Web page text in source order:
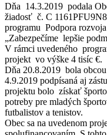
Dňa 14.3.2019 podala
žiadosť č. C
programu Podpora
„Zabezpečíme lepšie
V rámci uvedeného
projekt vo výške 4 tisíc €.
Dňa 20.8.2019 bola
4.9.2019 podpísaná aj
projektu bolo získať
potreby pre mladých
futbalistov a tenistov.
Obec sa na uvedenom